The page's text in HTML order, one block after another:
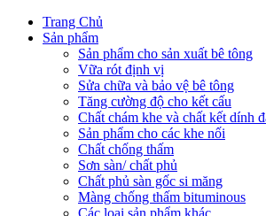
Trang Chủ
Sản phẩm
Sản phẩm cho sản xuất bê tông
Vữa rót định vị
Sửa chữa và bảo vệ bê tông
Tăng cường độ cho kết cấu
Chất chám khe và chất kết dính
Sản phẩm cho các khe nối
Chất chống thấm
Sơn sàn/ chất phủ
Chất phủ sàn gốc si măng
Màng chống thấm bituminous
Các loại sản phẩm khác